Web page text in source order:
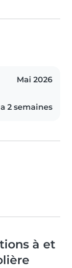
Mai 2026
2 semaines
à et